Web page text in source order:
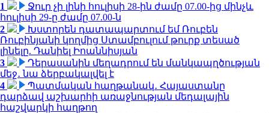
1
Ջուր չի լինի հուլիսի 28-ին ժամը 07.00-ից մինչև
հուլիսի 29-ը ժամը 07.00-ն
2
Խստորեն դատապարտում եմ Ռուբեն
Ռուբինյանի կողմից Ստամբուլում թուրք տեսած
լինելը. Դանիել Իոաննիսյան
3
Դերասանին մեղադրում են մանկապղծության
մեջ․ նա ձերբակալվել է
4
Պատմական հաղթանակ․ Հայաստանը
դարձավ աշխարհի առաջնության մեդալային
հաշվարկի հաղթող